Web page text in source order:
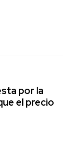
por la
el precio